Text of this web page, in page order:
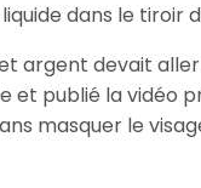
dans le tiroir
argent devait
et publié la vidéo
masquer le